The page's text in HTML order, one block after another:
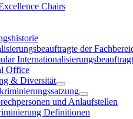
Chairs
der
Office
& Diversität
und Anlaufstellen
Definitionen